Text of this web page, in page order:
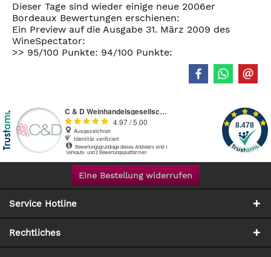
Dieser Tage sind wieder einige neue 2006er
Bordeaux Bewertungen erschienen:
Ein Preview auf die Ausgabe 31. März 2009 des
WineSpectator:
>> 95/100 Punkte: 94/100 Punkte:
Eine Bestellung widerrufen
Service Hotline
Rechtliches